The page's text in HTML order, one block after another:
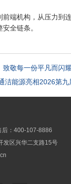
前端机构，从压力到
全链条。
致敬每一份平凡而闪
洁能源亮相2026第
后：400-107-8886
发区兴华二支路15号